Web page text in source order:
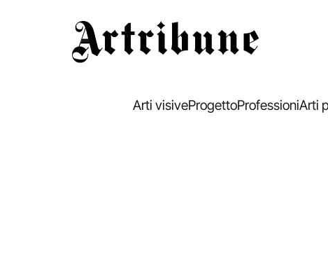
Arti visiveProgettoProfessioniArti